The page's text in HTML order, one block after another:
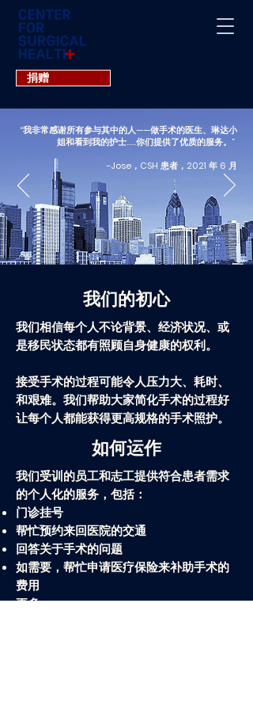
捐赠
“我非常感谢所有参与其中的人——做手术的医生、琳达小
姐和看到我的护士……你们提供了优质的服务。”
-Jose，CSH 患者，2021 年 6 月
我们的初心
我们相信每个人不论背景、经济状况、或
是移民状态都有照顾自身健康的权利。
接受手术的过程可能令人压力大、耗时、
和艰难。我们帮助大家简化手术的过程好
让每个人都能获得更高规格的手术照护。
如何运作
我们受训的员工和志工提供符合患者需求
的个人化的服务，包括：
门诊挂号
帮忙预约来回医院的交通
回答关于手术的问题
如需要，帮忙申请医疗保险来补助手术的
费用
更多